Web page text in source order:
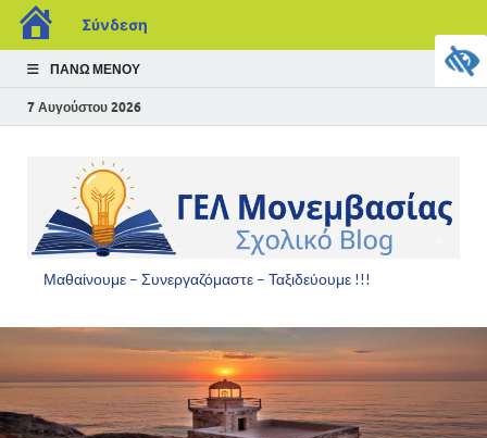
Σύνδεση
ΠΆΝΩ ΜΕΝΟΎ
7 Αυγούστου 2026
Μαθαίνουμε – Συνεργαζόμαστε – Ταξιδεύουμε !!!